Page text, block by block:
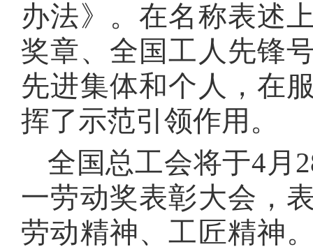
办法》。在名称表述
奖章、全国工人先锋
先进集体和个人，在
挥了示范引领作用。
全国总工会将于4月
一劳动奖表彰大会，
劳动精神、工匠精神